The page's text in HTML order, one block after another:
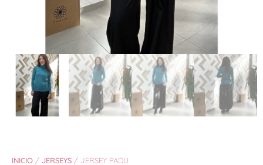
INICIO / JERSEYS / JERSEY PADU